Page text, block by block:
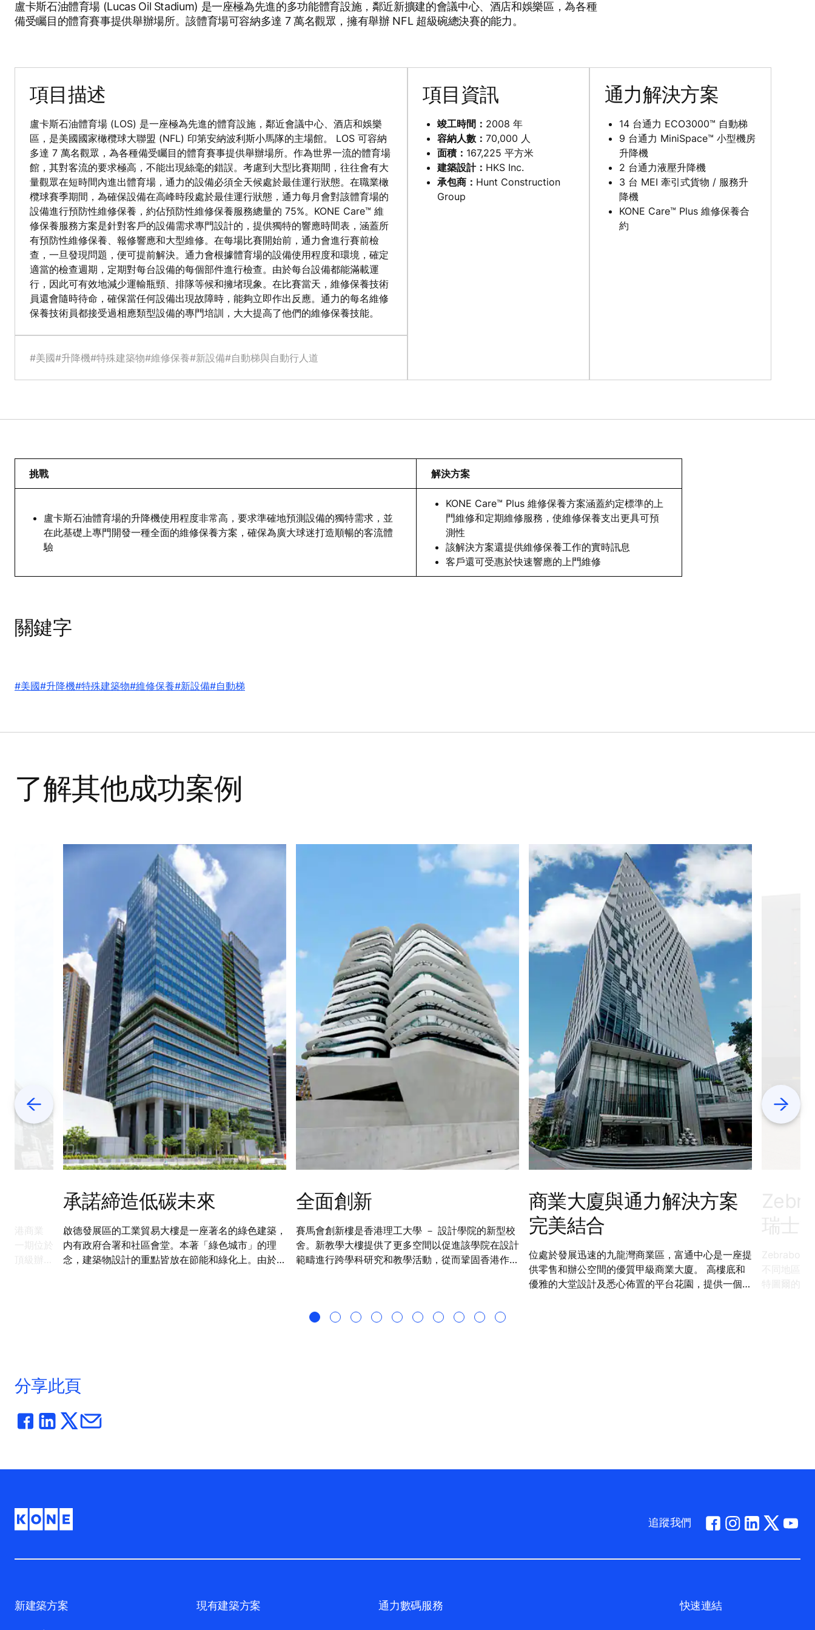
盧卡斯石油體育場 (Lucas Oil Stadium) 是一座極為先進的多功能體育設施，鄰近新擴建的會議中心、酒店和娛樂區，為各種
備受矚目的體育賽事提供舉辦場所。該體育場可容納多達 7 萬名觀眾，擁有舉辦 NFL 超級碗總決賽的能力。
項目描述
盧卡斯石油體育場 (LOS) 是一座極為先進的體育設施，鄰近會議中心、酒店和娛樂
區，是美國國家橄欖球大聯盟 (NFL) 印第安納波利斯小馬隊的主場館。 LOS 可容納
多達 7 萬名觀眾，為各種備受矚目的體育賽事提供舉辦場所。作為世界一流的體育場
館，其對客流的要求極高，不能出現絲毫的錯誤。考慮到大型比賽期間，往往會有大
量觀眾在短時間內進出體育場，通力的設備必須全天候處於最佳運行狀態。在職業橄
欖球賽季期間，為確保設備在高峰時段處於最佳運行狀態，通力每月會對該體育場的
設備進行預防性維修保養，約佔預防性維修保養服務總量的 75%。KONE Care™ 維
修保養服務方案是針對客戶的設備需求專門設計的，提供獨特的響應時間表，涵蓋所
有預防性維修保養、報修響應和大型維修。在每場比賽開始前，通力會進行賽前檢
查，一旦發現問題，便可提前解決。通力會根據體育場的設備使用程度和環境，確定
適當的檢查週期，定期對每台設備的每個部件進行檢查。由於每台設備都能滿載運
行，因此可有效地減少運輸瓶頸、排隊等候和擁堵現象。在比賽當天，維修保養技術
員還會隨時待命，確保當任何設備出現故障時，能夠立即作出反應。通力的每名維修
保養技術員都接受過相應類型設備的專門培訓，大大提高了他們的維修保養技能。
#美國#升降機#特殊建築物#維修保養#新設備#自動梯與自動行人道
項目資訊
竣工時間： 2008 年
容納人數： 70,000 人
面積： 167,225 平方米
建築設計： HKS Inc.
承包商： Hunt Construction
Group
通力解決方案
14 台通力 ECO3000™ 自動梯
9 台通力 MiniSpace™ 小型機房
升降機
2 台通力液壓升降機
3 台 MEI 牽引式貨物 / 服務升
降機
KONE Care™ Plus 維修保養合
約
挑戰 解決方案
盧卡斯石油體育場的升降機使用程度非常高，要求準確地預測設備的獨特需求，並
在此基礎上專門開發一種全面的維修保養方案，確保為廣大球迷打造順暢的客流體
驗
KONE Care™ Plus 維修保養方案涵蓋約定標準的上
門維修和定期維修服務，使維修保養支出更具可預
測性
該解決方案還提供維修保養工作的實時訊息
客戶還可受惠於快速響應的上門維修
關鍵字
#美國#升降機#特殊建築物#維修保養#新設備#自動梯
了解其他成功案例
港商業
一期位於
頂級辦公
承諾締造低碳未來
啟德發展區的工業貿易大樓是一座著名的綠色建築，
内有政府合署和社區會堂。本著「綠色城市」的理
念，建築物設計的重點皆放在節能和綠化上。由於通
全面創新
賽馬會創新樓是香港理工大學 － 設計學院的新型校
舍。新教學大樓提供了更多空間以促進該學院在設計
範疇進行跨學科研究和教學活動，從而鞏固香港作為
商業大廈與通力解決方案
完美結合
位處於發展迅速的九龍灣商業區，富通中心是一座提
供零售和辦公空間的優質甲級商業大廈。 高樓底和
優雅的大堂設計及悉心佈置的平台花園，提供一個豪
瑞士
Zebrabox
不同地區
特圖爾的
Next
分享此頁
追蹤我們
新建築方案 現有建築方案 通力數碼服務 快速連結